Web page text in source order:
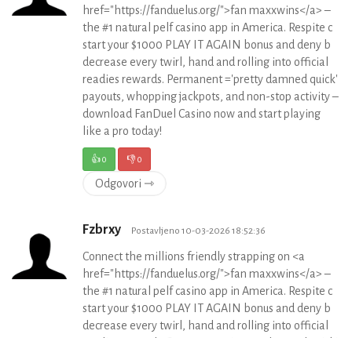
href="https://fanduelus.org/">fan maxxwins</a> –
the #1 natural pelf casino app in America. Respite c
start your $1000 PLAY IT AGAIN bonus and deny b
decrease every twirl, hand and rolling into official
readies rewards. Permanent ='pretty damned quick'
payouts, whopping jackpots, and non-stop activity –
download FanDuel Casino now and start playing
like a pro today!
👍0 👎0
Odgovori ⇾
Fzbrxy Postavljeno 10-03-2026 18:52:36
Connect the millions friendly strapping on <a
href="https://fanduelus.org/">fan maxxwins</a> –
the #1 natural pelf casino app in America. Respite c
start your $1000 PLAY IT AGAIN bonus and deny b
decrease every twirl, hand and rolling into official